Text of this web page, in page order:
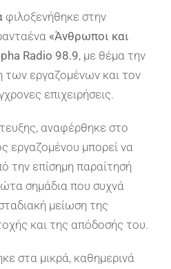
φιλοξενήθηκε στην
«Άνθρωποι και
Radio 98.9, με θέμα την
των εργαζομένων και τον
επιχειρήσεις.
αναφέρθηκε στο
εργαζομένου μπορεί να
την επίσημη παραίτησή
σημάδια που συχνά
μείωση της
και της απόδοσής του.
στα μικρά, καθημερινά